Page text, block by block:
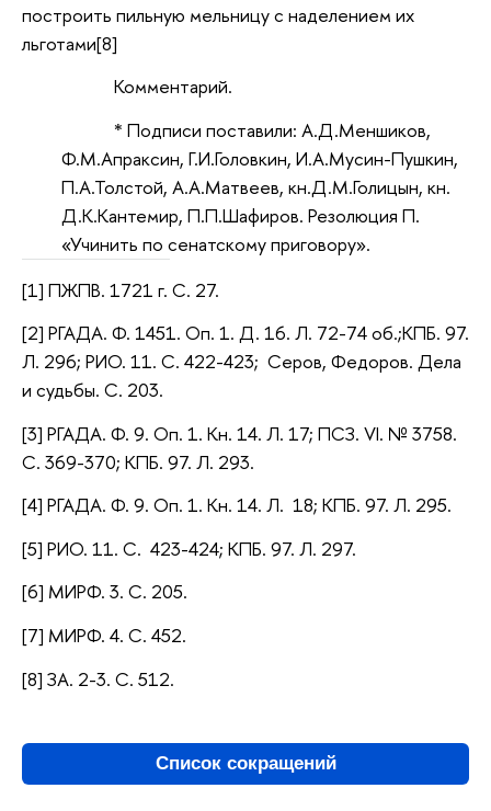
построить пильную мельницу с наделением их
льготами[8]
Комментарий.
* Подписи поставили: А.Д.Меншиков,
Ф.М.Апраксин, Г.И.Головкин, И.А.Мусин-Пушкин,
П.А.Толстой, А.А.Матвеев, кн.Д.М.Голицын, кн.
Д.К.Кантемир, П.П.Шафиров. Резолюция П.
«Учинить по сенатскому приговору».
[1] ПЖПВ. 1721 г. С. 27.
[2] РГАДА. Ф. 1451. Оп. 1. Д. 16. Л. 72-74 об.;КПБ. 97.
Л. 296; РИО. 11. С. 422-423; Серов, Федоров. Дела
и судьбы. С. 203.
[3] РГАДА. Ф. 9. Оп. 1. Кн. 14. Л. 17; ПСЗ. VI. № 3758.
С. 369-370; КПБ. 97. Л. 293.
[4] РГАДА. Ф. 9. Оп. 1. Кн. 14. Л. 18; КПБ. 97. Л. 295.
[5] РИО. 11. С. 423-424; КПБ. 97. Л. 297.
[6] МИРФ. 3. С. 205.
[7] МИРФ. 4. С. 452.
[8] ЗА. 2-3. С. 512.
Список сокращений